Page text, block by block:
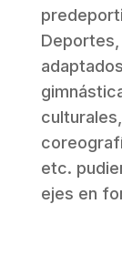
Deportes,
etc.
ejes en